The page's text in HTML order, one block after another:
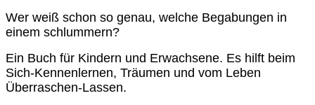
Wer weiß schon so genau, welche Begabungen in
einem schlummern?
Ein Buch für Kindern und Erwachsene. Es hilft beim
Sich-Kennenlernen, Träumen und vom Leben
Überraschen-Lassen.